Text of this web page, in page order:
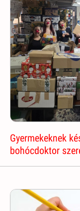
Gyermekeknek
bohócdoktor